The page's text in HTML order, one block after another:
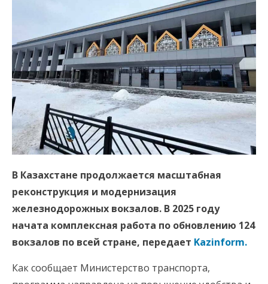
В Казахстане продолжается масштабная
реконструкция и модернизация
железнодорожных вокзалов. В 2025 году
начата комплексная работа по обновлению 124
вокзалов по всей стране, передает Kazinform.
Как сообщает Министерство транспорта,